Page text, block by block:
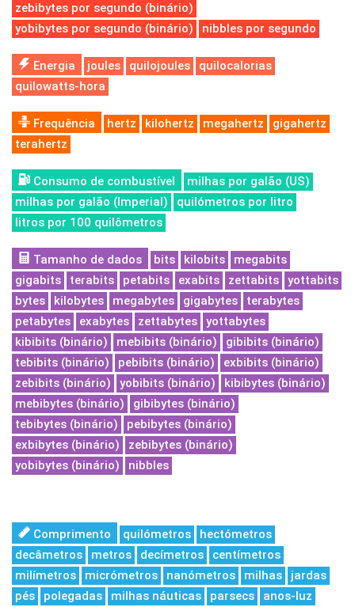
zebibytes por segundo (binário)
yobibytes por segundo (binário)
nibbles por segundo
Energia joules quilojoules
quilocalorias
quilowatts-hora
Frequência hertz kilohertz megahertz
gigahertz
terahertz
Consumo de combustível
milhas por galão (US)
milhas por galão (Imperial)
quilómetros por litro
litros por 100 quilômetros
Tamanho de dados bits kilobits
megabits
gigabits
terabits petabits exabits zettabits
yottabits
bytes
kilobytes megabytes gigabytes
terabytes
petabytes
exabytes zettabytes
yottabytes
kibibits (binário)
mebibits (binário)
gibibits (binário)
tebibits (binário)
pebibits (binário)
exbibits (binário)
zebibits (binário)
yobibits (binário)
kibibytes (binário)
mebibytes (binário)
gibibytes (binário)
tebibytes (binário)
pebibytes (binário)
exbibytes (binário)
zebibytes (binário)
yobibytes (binário)
nibbles
Comprimento quilómetros
hectómetros
decâmetros
metros decímetros
centímetros
milímetros
micrómetros nanómetros milhas
jardas
pés
polegadas milhas náuticas parsecs
anos-luz